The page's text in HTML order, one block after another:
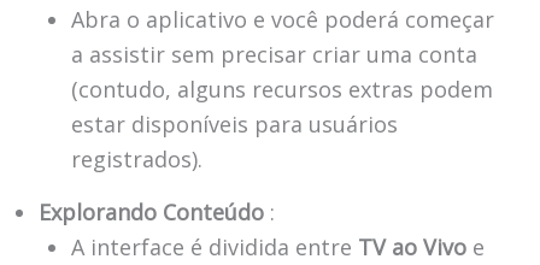
Abra o aplicativo e você poderá começar
a assistir sem precisar criar uma conta
(contudo, alguns recursos extras podem
estar disponíveis para usuários
registrados).
Explorando Conteúdo:
A interface é dividida entre TV ao Vivoe